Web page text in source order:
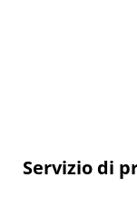
Servizio di